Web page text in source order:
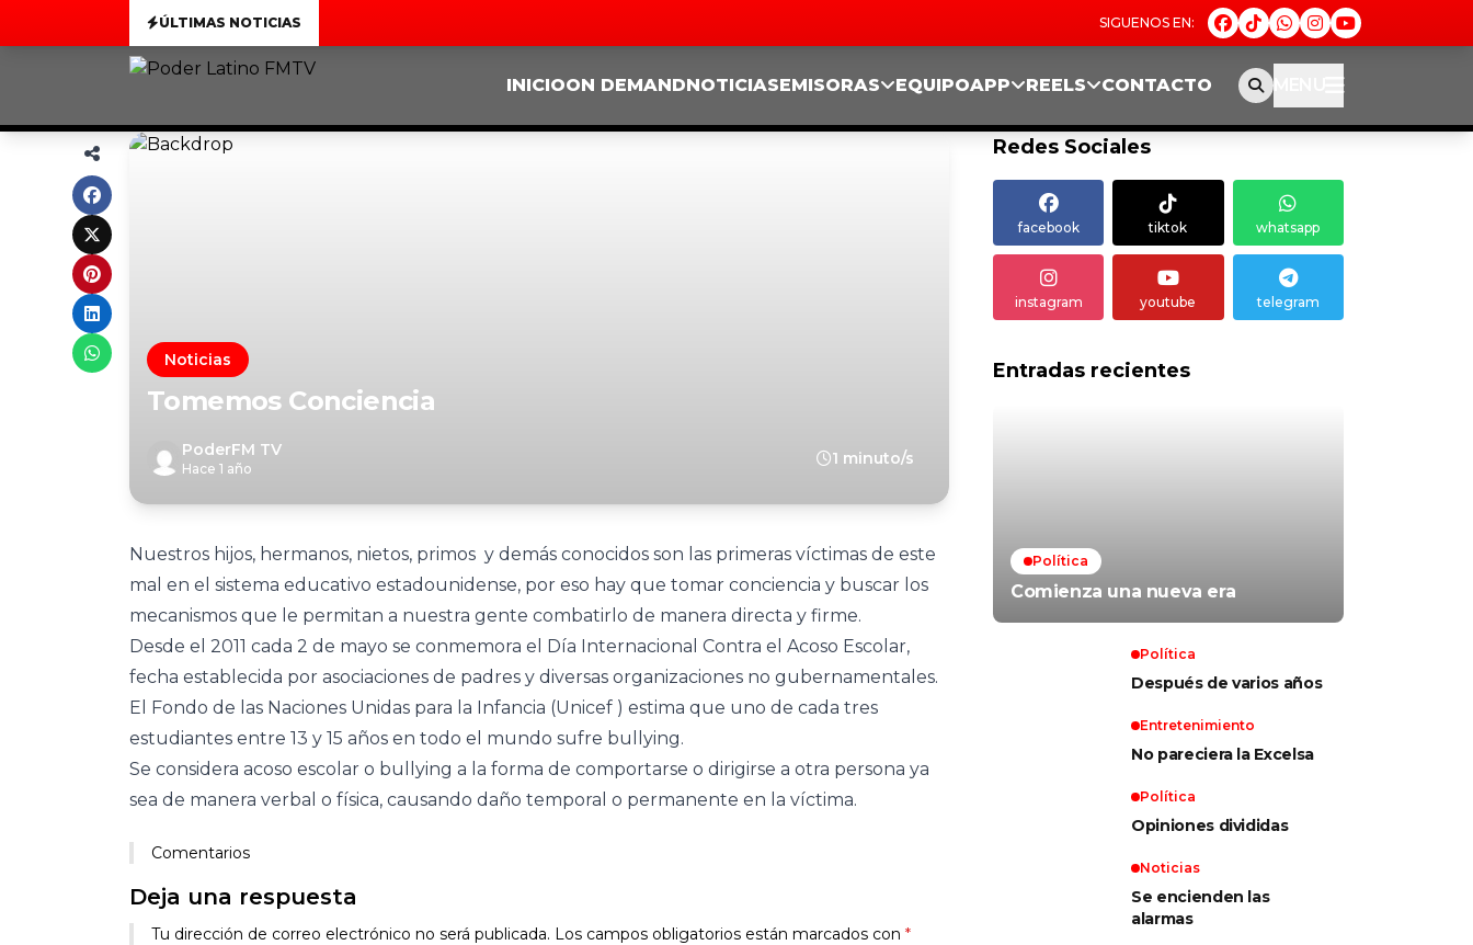
ÚLTIMAS NOTICIAS
INICIOON DEMANDNOTICIASEMISORAS EQUIPOAPP REELS CONTACTO MENU
Noticias
Tomemos Conciencia
PoderFM TV
Hace 1 año
1 minuto/s
Nuestros hijos, hermanos, nietos, primos y demás conocidos son las primeras víctimas de este
mal en el sistema educativo estadounidense, por eso hay que tomar conciencia y buscar los
mecanismos que le permitan a nuestra gente combatirlo de manera directa y firme.
Desde el 2011 cada 2 de mayo se conmemora el Día Internacional Contra el Acoso Escolar,
fecha establecida por asociaciones de padres y diversas organizaciones no gubernamentales.
El Fondo de las Naciones Unidas para la Infancia (Unicef ) estima que uno de cada tres
estudiantes entre 13 y 15 años en todo el mundo sufre bullying.
Se considera acoso escolar o bullying a la forma de comportarse o dirigirse a otra persona ya
sea de manera verbal o física, causando daño temporal o permanente en la víctima.
Comentarios
Deja una respuesta
Tu dirección de correo electrónico no será publicada. Los campos obligatorios están marcados con *
Redes Sociales
facebook tiktok whatsapp
instagram youtube telegram
Entradas recientes
Política
Comienza una nueva era
Política
Después de varios años
Entretenimiento
No pareciera la Excelsa
Política
Opiniones divididas
Noticias
Se encienden las
alarmas